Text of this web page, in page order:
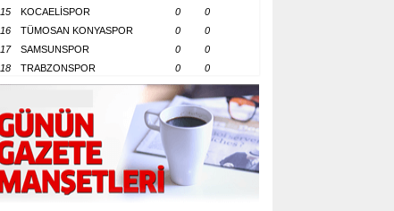
15
KOCAELİSPOR 0
0
16
TÜMOSAN KONYASPOR 0
0
17
SAMSUNSPOR 0
0
18
TRABZONSPOR 0 0